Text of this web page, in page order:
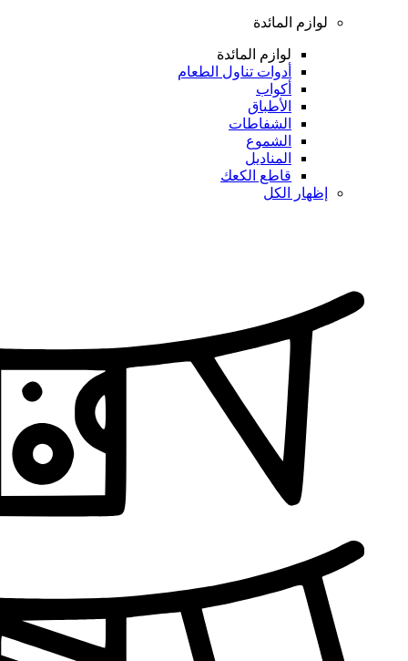
لوازم المائدة
لوازم المائدة
أدوات تناول الطعام
أكواب
الأطباق
الشفاطات
الشموع
المناديل
قاطع الكعك
إظهار الكل